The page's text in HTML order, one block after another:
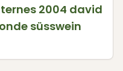
2004 david
süsswein